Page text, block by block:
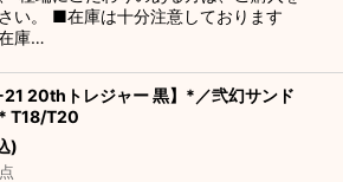
い。 ■在庫は十分注意しております
庫…
21 20thトレジャー 黒】*／弐幻サンド
T18/T20
)